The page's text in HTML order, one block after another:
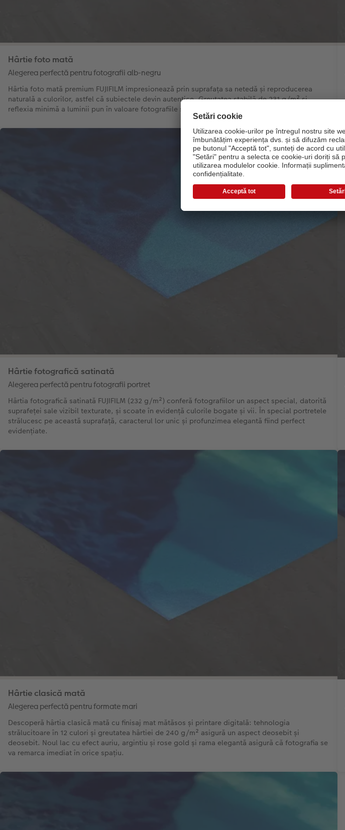
Hârtie foto mată
Alegerea perfectă pentru fotografii alb-negru
Hârtia foto mată premium FUJIFILM impresionează prin suprafața sa netedă și reproducerea
naturală a culorilor, astfel că subiectele devin autentice. Greutatea stabilă de 231 g/m² și
reflexia minimă a luminii pun în valoare fotografiile și oferă o calitate tangibilă.
Hârtie fotografică satinată
Alegerea perfectă pentru fotografii portret
Hârtia fotografică satinată FUJIFILM (232 g/m²) conferă fotografiilor un aspect special, datorită
suprafeței sale vizibil texturate, și scoate în evidență culorile bogate și vii. În special portretele
strălucesc pe această suprafață, caracterul lor unic și profunzimea elegantă fiind perfect
evidențiate.
Hârtie clasică mată
Alegerea perfectă pentru formate mari
Descoperă hârtia clasică mată cu finisaj mat mătăsos și printare digitală: tehnologia
strălucitoare în 12 culori și greutatea hârtiei de 240 g/m² asigură un aspect deosebit și
deosebit. Noul lac cu efect auriu, argintiu și rose gold și rama elegantă asigură că fotografia se
va remarca imediat în orice spațiu.